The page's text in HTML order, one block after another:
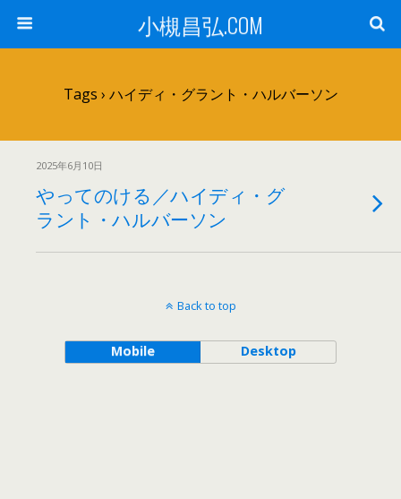
小槻昌弘.COM
Tags › ハイディ・グラント・ハルバーソン
2025年6月10日
やってのける／ハイディ・グ
ラント・ハルバーソン
Back to top
Mobile Desktop